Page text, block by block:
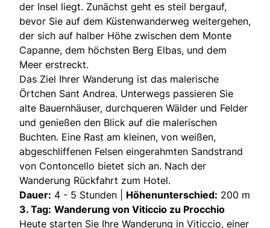
der Insel liegt. Zunächst geht es steil bergauf,
bevor Sie auf dem Küstenwanderweg weitergehen,
der sich auf halber Höhe zwischen dem Monte
Capanne, dem höchsten Berg Elbas, und dem
Meer erstreckt.
Das Ziel Ihrer Wanderung ist das malerische
Örtchen Sant Andrea. Unterwegs passieren Sie
alte Bauernhäuser, durchqueren Wälder und Felder
und genießen den Blick auf die malerischen
Buchten. Eine Rast am kleinen, von weißen,
abgeschliffenen Felsen eingerahmten Sandstrand
von Contoncello bietet sich an. Nach der
Wanderung Rückfahrt zum Hotel.
Dauer: 4 - 5 Stunden | Höhenunterschied: 200 m
3. Tag: Wanderung von Viticcio zu Procchio
Heute starten Sie Ihre Wanderung in Viticcio, einer